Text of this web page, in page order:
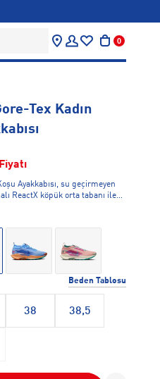
0
Tex Kadın
Ayakkabısı, su geçirmeyen
ReactX köpük orta tabanı ile
tam koruma sağlar. Hem
tutuş sağlayan hibrit dış taban
güvenli adımlar vadeder.
Beden Tablosu
38 38,5